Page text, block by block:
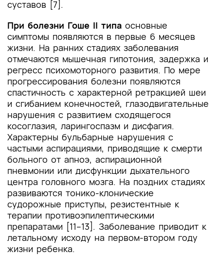
суставов [7].
При болезни Гоше II типа основные
симптомы появляются в первые 6 месяцев
жизни. На ранних стадиях заболевания
отмечаются мышечная гипотония, задержка и
регресс психомоторного развития. По мере
прогрессирования болезни появляются
спастичность с характерной ретракцией шеи
и сгибанием конечностей, глазодвигательные
нарушения с развитием сходящегося
косоглазия, ларингоспазм и дисфагия.
Характерны бульбарные нарушения с
частыми аспирациями, приводящие к смерти
больного от апноэ, аспирационной
пневмонии или дисфункции дыхательного
центра головного мозга. На поздних стадиях
развиваются тонико-клонические
судорожные приступы, резистентные к
терапии противоэпилептическими
препаратами [11–13]. Заболевание приводит к
летальному исходу на первом-втором году
жизни ребенка.